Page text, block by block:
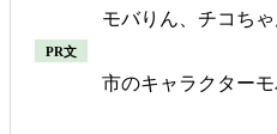
モバりん、チコち
PR文
市のキャラクター